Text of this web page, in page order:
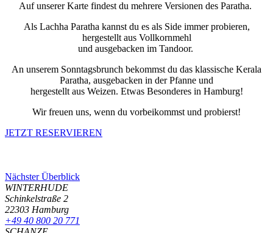
Auf unserer Karte findest du mehrere Versionen des Paratha.
Als Lachha Paratha kannst du es als Side immer probieren,
hergestellt aus Vollkornmehl
und ausgebacken im Tandoor.
An unserem Sonntagsbrunch bekommst du das klassische Kerala
Paratha, ausgebacken in der Pfanne und
hergestellt aus Weizen. Etwas Besonderes in Hamburg!
Wir freuen uns, wenn du vorbeikommst und probierst!
JETZT RESERVIEREN
Nächster Überblick
WINTERHUDE
Schinkelstraße 2
22303 Hamburg
+49 40 800 20 771